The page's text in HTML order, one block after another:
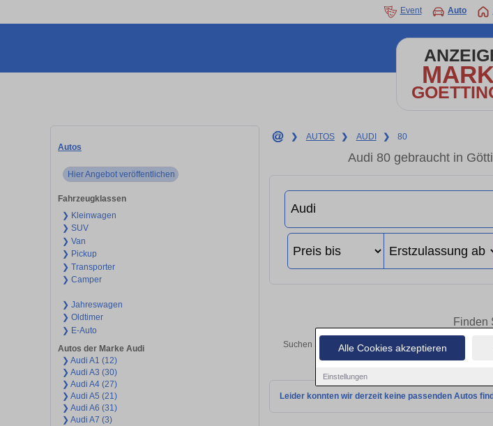
Alle Cookies akzeptieren
Einstellungen
Event Auto
Autos
Hier Angebot veröffentlichen
Fahrzeugklassen
❯ Kleinwagen
❯ SUV
❯ Van
❯ Pickup
❯ Transporter
❯ Camper
❯ Jahreswagen
❯ Oldtimer
❯ E-Auto
Autos der Marke Audi
❯ Audi A1 (12)
❯ Audi A3 (30)
❯ Audi A4 (27)
❯ Audi A5 (21)
❯ Audi A6 (31)
❯ Audi A7 (3)
❯ AUTOS ❯ AUDI ❯ 80
Audi 80 gebraucht in
Finden
Suchen Sie in Göttingen einen Audi 80
Leider konnten wir derzeit keine passenden Autos